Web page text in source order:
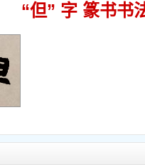
“但” 字 篆书书